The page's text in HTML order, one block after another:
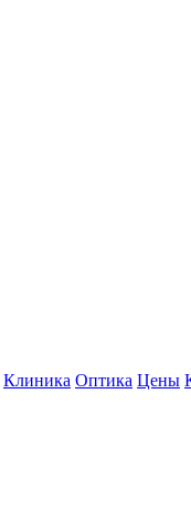
Клиника Оптика Цены